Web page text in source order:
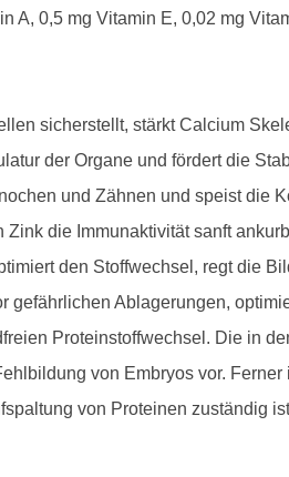
A, 0,5 mg Vitamin E, 0,02 mg
sicherstellt, stärkt Calcium
der Organe und fördert die
und Zähnen und speist die
die Immunaktivität sanft
den Stoffwechsel, regt die
gefährlichen Ablagerungen,
Proteinstoffwechsel. Die in
von Embryos vor.
von Proteinen zuständig